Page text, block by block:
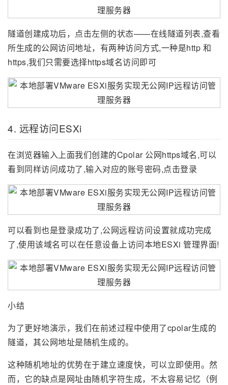
隧道创建成功后，点击左侧的状态——在线隧道列表,查看
所生成的公网访问地址，有两种访问方式,一种是http 和
https,我们只需要选择https域名访问即可
4. 远程访问ESXi
在浏览器输入上面我们创建的Cpolar 公网https域名,可以
看到同样访问成功了,输入对应的账号密码,点击登录
可以看到也是登录成功了,公网远程访问设置就成功完成
了,使用该域名可以在任意设备上访问本地ESXi 管理界面!
小结
为了更好地演示，我们在前述过程中使用了cpolar生成的
隧道，其公网地址是随机生成的。
这种随机地址的优势在于建立速度快，可以立即使用。然
而，它的缺点是网址由随机字符生成，不太容易记忆（例